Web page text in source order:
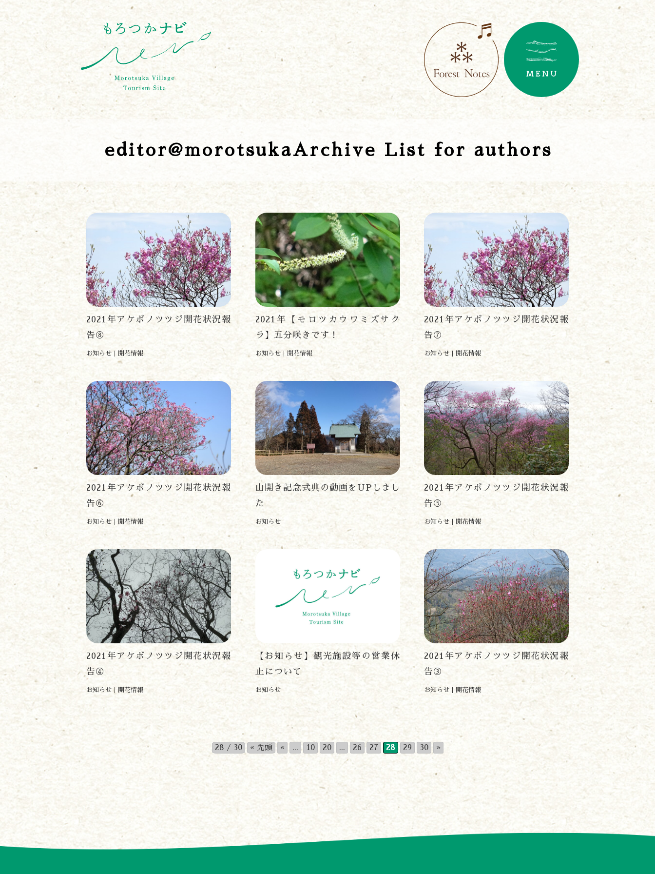
editor@morotsukaArchive List for authors
2021年アケボノツツジ開花状況報
告⑧
お知らせ 開花情報
2021年【モロツカウワミズサク
ラ】五分咲きです！
お知らせ 開花情報
2021年アケボノツツジ開花状況報
告⑦
お知らせ 開花情報
2021年アケボノツツジ開花状況報
告⑥
お知らせ 開花情報
山開き記念式典の動画をUPしまし
た
お知らせ
2021年アケボノツツジ開花状況報
告⑤
お知らせ 開花情報
2021年アケボノツツジ開花状況報
告④
お知らせ 開花情報
【お知らせ】観光施設等の営業休
止について
お知らせ
2021年アケボノツツジ開花状況報
告③
お知らせ 開花情報
28 / 30 « 先頭 « ... 10 20 ... 26 27 28 29 30 »
遊ぶ
作る
観る
神楽情報
森の風の記憶
アクセス
お問い合わせ
プライバシーポリシー